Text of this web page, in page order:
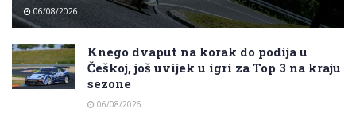
06/08/2026
Knego dvaput na korak do podija u
Češkoj, još uvijek u igri za Top 3 na kraju
sezone
06/08/2026